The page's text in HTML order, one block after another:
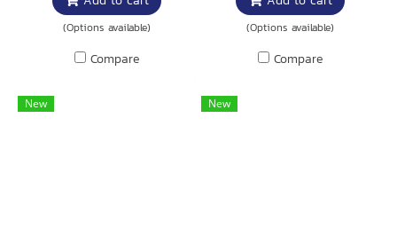
(Options available)
Compare
(Options available)
Compare
New New